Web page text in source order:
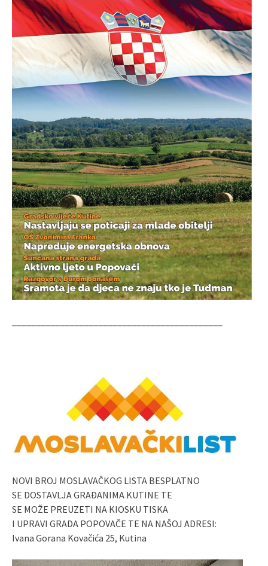
NOVI BROJ MOSLAVAČKOG LISTA BESPLATNO
SE DOSTAVLJA GRAĐANIMA KUTINE TE
SE MOŽE PREUZETI NA KIOSKU TISKA
I UPRAVI GRADA POPOVAČE TE NA NAŠOJ ADRESI:
Ivana Gorana Kovačića 25, Kutina